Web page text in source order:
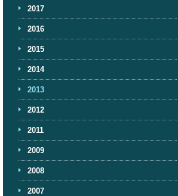
2017
2016
2015
2014
2013
2012
2011
2009
2008
2007